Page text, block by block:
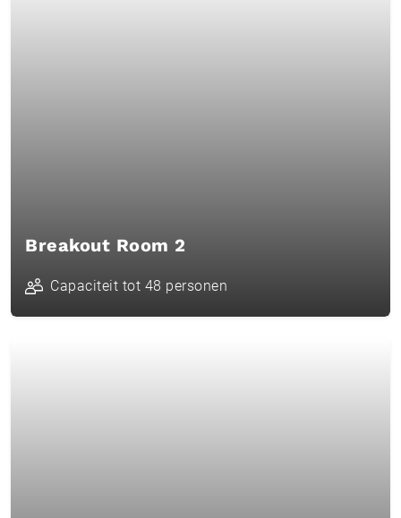
Breakout Room 2
Capaciteit tot 48 personen